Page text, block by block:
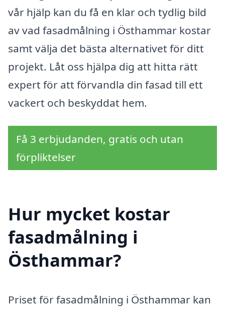
vår hjälp kan du få en klar och tydlig bild
av vad fasadmålning i Östhammar kostar
samt välja det bästa alternativet för ditt
projekt. Låt oss hjälpa dig att hitta rätt
expert för att förvandla din fasad till ett
vackert och beskyddat hem.
Få 3 erbjudanden, gratis och utan
förpliktelser
Hur mycket kostar
fasadmålning i
Östhammar?
Priset för fasadmålning i Östhammar kan